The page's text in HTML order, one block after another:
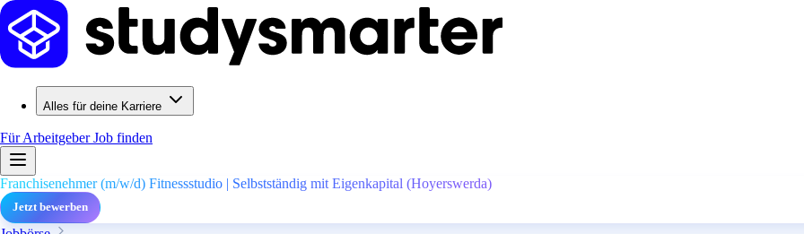
Alles für deine Karriere
Für ArbeitgeberJob finden
Franchisenehmer (m/w/d) Fitnessstudio | Selbstständig mit Eigenkapital (Hoyerswerda)
Jetzt bewerben